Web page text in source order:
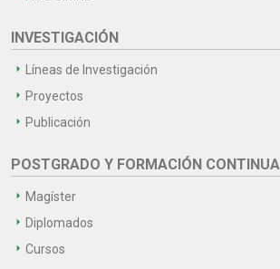
INVESTIGACIÓN
Líneas de Investigación
Proyectos
Publicación
POSTGRADO Y FORMACIÓN CONTINUA
Magíster
Diplomados
Cursos